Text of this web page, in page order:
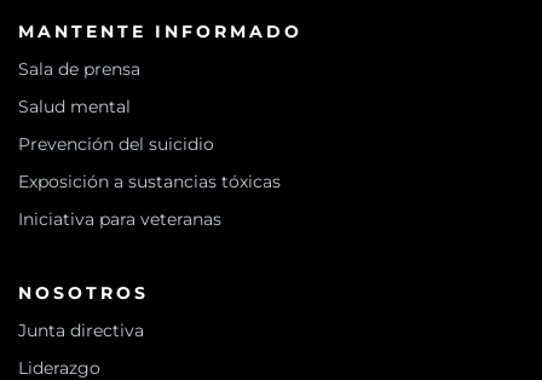
MANTENTE INFORMADO
Sala de prensa
Salud mental
Prevención del suicidio
Exposición a sustancias tóxicas
Iniciativa para veteranas
NOSOTROS
Junta directiva
Liderazgo